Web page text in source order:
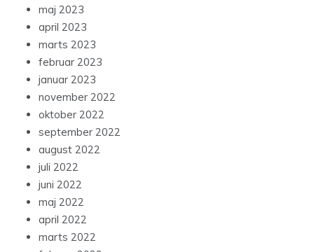
maj 2023
april 2023
marts 2023
februar 2023
januar 2023
november 2022
oktober 2022
september 2022
august 2022
juli 2022
juni 2022
maj 2022
april 2022
marts 2022